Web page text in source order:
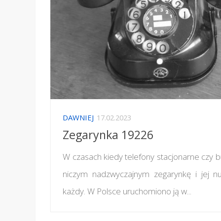
DAWNIEJ 17.02.2023
Zegarynka 19226
W czasach kiedy telefony stacjonarne czy
niczym nadzwyczajnym zegarynkę i jej
każdy. W Polsce uruchomiono ją w...